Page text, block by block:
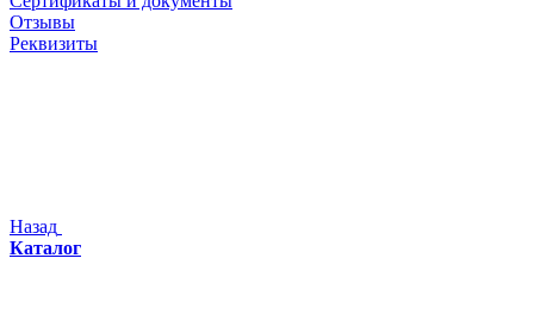
Отзывы
Реквизиты
Назад
Каталог